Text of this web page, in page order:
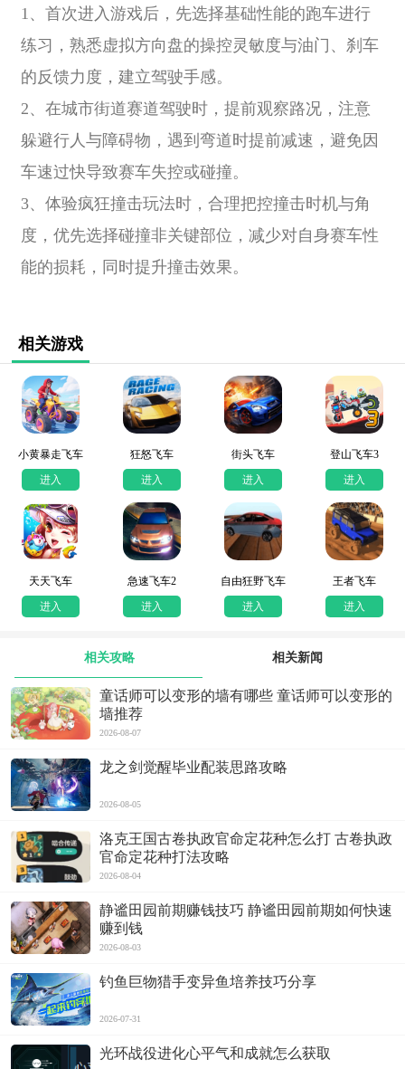
1、首次进入游戏后，先选择基础性能的跑车进行
练习，熟悉虚拟方向盘的操控灵敏度与油门、刹车
的反馈力度，建立驾驶手感。
2、在城市街道赛道驾驶时，提前观察路况，注意
躲避行人与障碍物，遇到弯道时提前减速，避免因
车速过快导致赛车失控或碰撞。
3、体验疯狂撞击玩法时，合理把控撞击时机与角
度，优先选择碰撞非关键部位，减少对自身赛车性
能的损耗，同时提升撞击效果。
相关游戏
小黄暴走飞车
进入
狂怒飞车
进入
街头飞车
进入
登山飞车3
进入
天天飞车
进入
急速飞车2
进入
自由狂野飞车
进入
王者飞车
进入
相关攻略 相关新闻
童话师可以变形的墙有哪些 童话师可以变形的
墙推荐
2026-08-07
龙之剑觉醒毕业配装思路攻略
2026-08-05
洛克王国古卷执政官命定花种怎么打 古卷执政
官命定花种打法攻略
2026-08-04
静谧田园前期赚钱技巧 静谧田园前期如何快速
赚到钱
2026-08-03
钓鱼巨物猎手变异鱼培养技巧分享
2026-07-31
光环战役进化心平气和成就怎么获取